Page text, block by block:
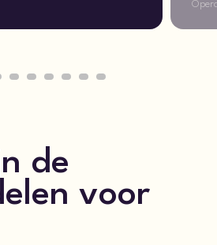
3 4 5 6 7 8
de
voor